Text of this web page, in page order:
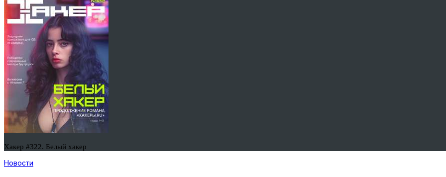
Хакер #322. Белый хакер
Новости